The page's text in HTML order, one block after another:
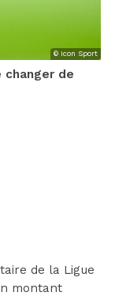
© Icon Sport
changer de
de la Ligue
montant